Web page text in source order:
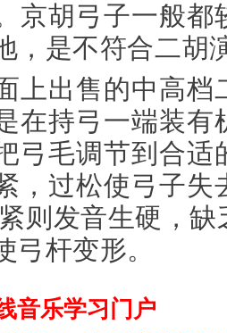
京胡弓子一般都
，是不符合二胡
出售的中高档
在持弓一端装有
弓毛调节到合适
，过松使弓子失
则发音生硬，
弓杆变形。
音乐学习门户